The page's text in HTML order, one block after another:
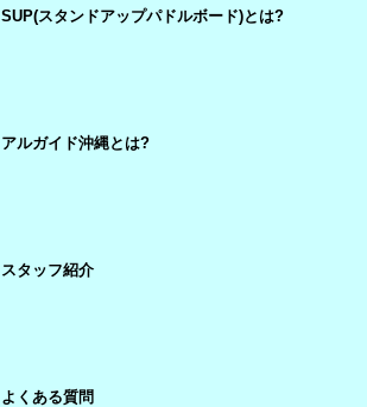
SUP(スタンドアップパドルボード)とは?
アルガイド沖縄とは?
スタッフ紹介
よくある質問